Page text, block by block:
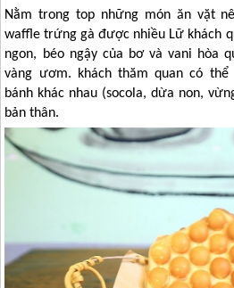
Nằm trong top những món ăn vặt
waffle trứng gà được nhiều Lữ khách
ngon, béo ngậy của bơ và vani hòa
vàng ươm. khách thăm quan có
bánh khác nhau (socola, dừa non,
bản thân.